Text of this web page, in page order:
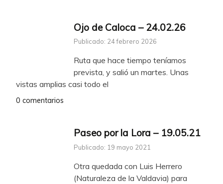
Ojo de Caloca – 24.02.26
Publicado: 24 febrero 2026
Ruta que hace tiempo teníamos
prevista, y salió un martes. Unas
vistas amplias casi todo el
0 comentarios
Paseo por la Lora – 19.05.21
Publicado: 19 mayo 2021
Otra quedada con Luis Herrero
(Naturaleza de la Valdavia) para